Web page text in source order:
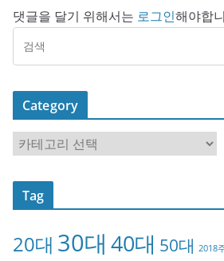
댓글을 달기 위해서는 로그인해야합
Category
a
t
o
Tag
20대 30대 40대 50대 2018